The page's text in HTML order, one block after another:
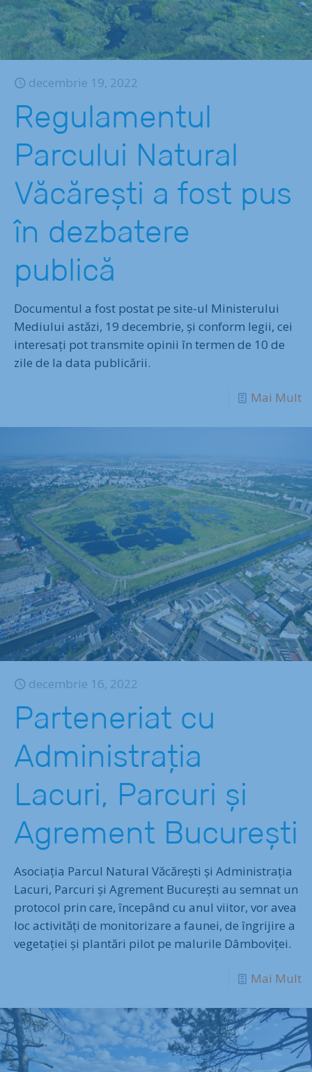
decembrie 19, 2022
Regulamentul
Parcului Natural
Văcărești a fost pus
în dezbatere
publică
Documentul a fost postat pe site-ul Ministerului
Mediului astăzi, 19 decembrie, și conform legii, cei
interesați pot transmite opinii în termen de 10 de
zile de la data publicării.
Mai Mult
decembrie 16, 2022
Parteneriat cu
Administrația
Lacuri, Parcuri și
Agrement București
Asociația Parcul Natural Văcărești și Administrația
Lacuri, Parcuri și Agrement București au semnat un
protocol prin care, începând cu anul viitor, vor avea
loc activități de monitorizare a faunei, de îngrijire a
vegetaţiei și plantări pilot pe malurile Dâmboviței.
Mai Mult